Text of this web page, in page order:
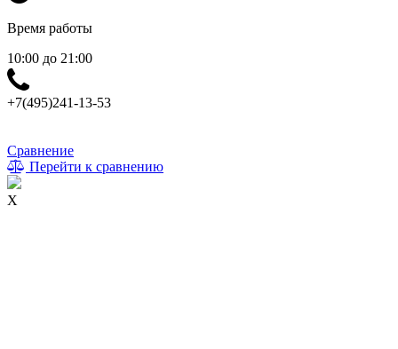
Время работы
10:00 до 21:00
+7(495)241-13-53
Сравнение
Перейти к сравнению
X